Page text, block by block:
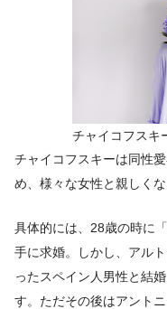
チャイコフスキ
チャイコフスキーは同性
め、様々な女性と親しくな
具体的には、28歳の時に
手に求婚。しかし、アル
ったスペイン人男性と結
す。ただその後はアント